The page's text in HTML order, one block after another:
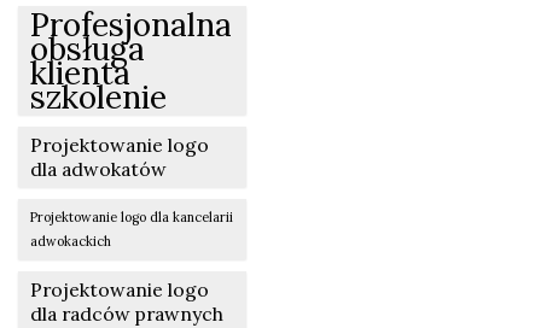
Profesjonalna
obsługa
klienta
szkolenie
Projektowanie logo
dla adwokatów
Projektowanie logo dla kancelarii
adwokackich
Projektowanie logo
dla radców prawnych